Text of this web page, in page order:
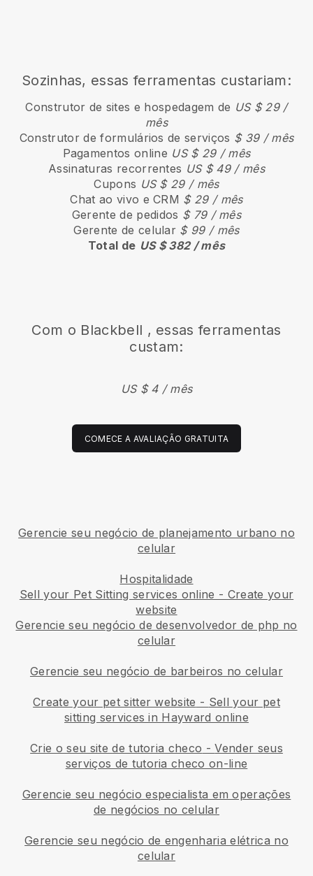
Sozinhas, essas ferramentas custariam:
Construtor de sites e hospedagem de US $ 29 /
mês
Construtor de formulários de serviços $ 39 / mês
Pagamentos online US $ 29 / mês
Assinaturas recorrentes US $ 49 / mês
Cupons US $ 29 / mês
Chat ao vivo e CRM $ 29 / mês
Gerente de pedidos $ 79 / mês
Gerente de celular $ 99 / mês
Total de US $ 382 / mês
Com o Blackbell , essas ferramentas
custam:
US $ 4 / mês
COMECE A AVALIAÇÃO GRATUITA
Gerencie seu negócio de planejamento urbano no
celular
Hospitalidade
Sell your Pet Sitting services online - Create your
website
Gerencie seu negócio de desenvolvedor de php no
celular
Gerencie seu negócio de barbeiros no celular
Create your pet sitter website - Sell your pet
sitting services in Hayward online
Crie o seu site de tutoria checo -Vender seus
serviços de tutoria checo on-line
Gerencie seu negócio especialista em operações
de negócios no celular
Gerencie seu negócio de engenharia elétrica no
celular